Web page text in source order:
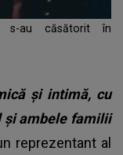
s-au căsătorit în
şi intimă, cu
și ambele familii
reprezentant al